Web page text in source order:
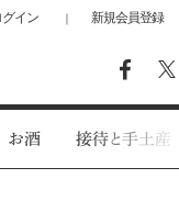
グイン ｜ 新規会員登録
お酒 接待と手土産